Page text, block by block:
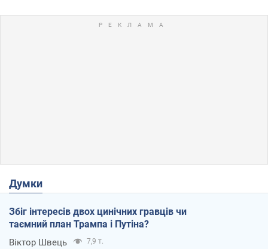
Думки
Збіг інтересів двох цинічних гравців чи
таємний план Трампа і Путіна?
Віктор Швець 7,9 т.